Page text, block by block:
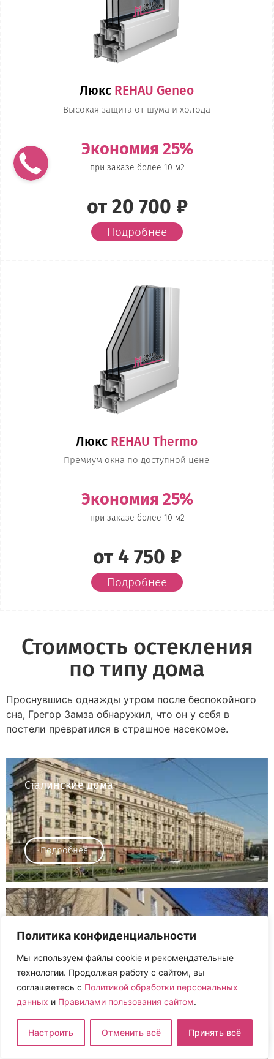
Политика конфиденциальности
Мы используем файлы cookie и рекомендательные
технологии. Продолжая работу с сайтом, вы
соглашаетесь с Политикой обработки персональных
данных и Правилами пользования сайтом.
Настроить Отменить всё Принять всё
Люкс REHAU Geneo
Высокая защита от шума и холода
Экономия 25%
при заказе более 10 м2
от 20 700 ₽
Подробнее
Люкс REHAU Thermo
Премиум окна по доступной цене
Экономия 25%
при заказе более 10 м2
от 4 750 ₽
Подробнее
Стоимость остекления
по типу дома
Проснувшись однажды утром после беспокойного
сна, Грегор Замза обнаружил, что он у себя в
постели превратился в страшное насекомое.
Сталинские дома
Подробнее
Хрущевки
Подробнее